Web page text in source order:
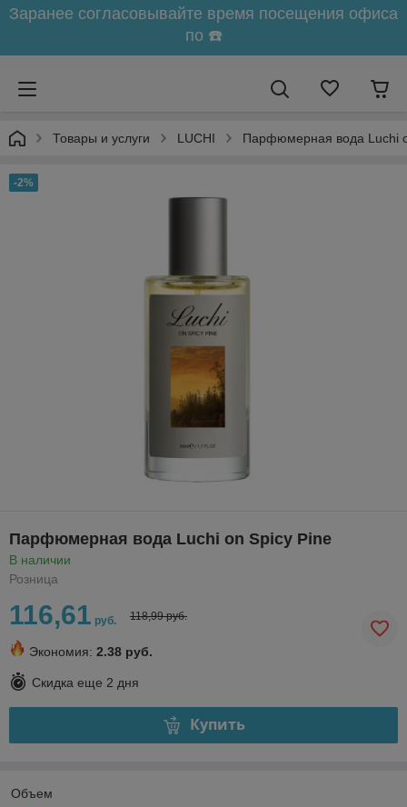
Заранее согласовывайте время посещения офиса
по ☎️
Товары и услуги LUCHI Парфюмерная вода Luchi
-2%
Парфюмерная вода Luchi on Spicy Pine
В наличии
Розница
116,61 руб. 118,99 руб.
Экономия: 2.38 руб.
Скидка еще 2 дня
Купить
Объем